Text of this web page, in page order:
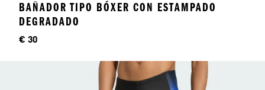
BAÑADOR TIPO BÓXER CON ESTAMPADO
DEGRADADO
Precio
€ 30